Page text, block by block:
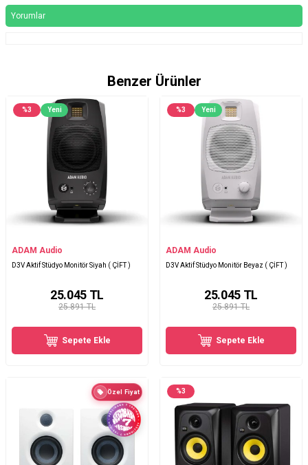
Yorumlar
Benzer Ürünler
%3 Yeni
ADAM Audio
D3V Aktif Stüdyo Monitör Siyah ( ÇİFT )
25.891 TL
25.045TL
Sepete Ekle
%3 Yeni
ADAM Audio
D3V Aktif Stüdyo Monitör Beyaz ( ÇİFT )
25.891 TL
25.045TL
Sepete Ekle
Özel Fiyat %3